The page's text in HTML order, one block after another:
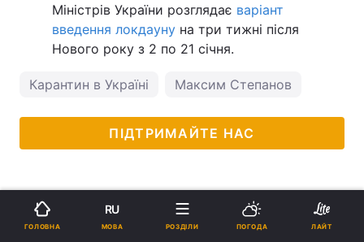
Міністрів України розглядає варіант
введення локдауну на три тижні після
Нового року з 2 по 21 січня.
Карантин в Україні Максим Степанов
ПІДТРИМАЙТЕ НАС
ГОЛОВНА
RU
МОВА РОЗДІЛИ ПОГОДА ЛАЙТ